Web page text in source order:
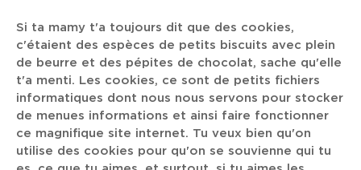
Si ta mamy t'a toujours dit que des cookies,
c'étaient des espèces de petits biscuits avec plein
de beurre et des pépites de chocolat, sache qu'elle
t'a menti. Les cookies, ce sont de petits fichiers
informatiques dont nous nous servons pour stocker
de menues informations et ainsi faire fonctionner
ce magnifique site internet. Tu veux bien qu'on
utilise des cookies pour qu'on se souvienne qui tu
Ode th Space Hassle Folk Slowthai Sébastien Tellier
DUMB Monical Seles Lawrence Reconstitution historique
Chinoitisant
The WRS Fédération Wallonie-Bruxelles